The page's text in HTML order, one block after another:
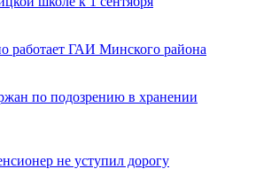
работает ГАИ Минского района
по подозрению в хранении
не уступил дорогу